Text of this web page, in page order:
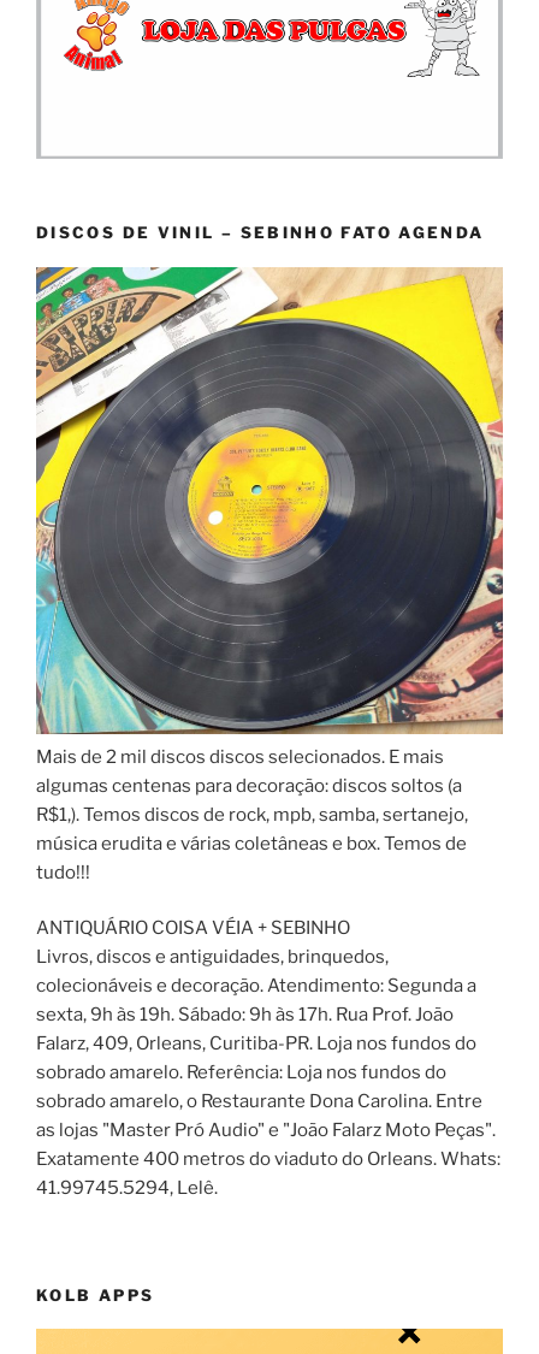
DISCOS DE VINIL – SEBINHO FATO AGENDA
Mais de 2 mil discos discos selecionados. E mais
algumas centenas para decoração: discos soltos (a
R$1,). Temos discos de rock, mpb, samba, sertanejo,
música erudita e várias coletâneas e box. Temos de
tudo!!!
ANTIQUÁRIO COISA VÉIA + SEBINHO
Livros, discos e antiguidades, brinquedos,
colecionáveis e decoração. Atendimento: Segunda a
sexta, 9h às 19h. Sábado: 9h às 17h. Rua Prof. João
Falarz, 409, Orleans, Curitiba-PR. Loja nos fundos do
sobrado amarelo. Referência: Loja nos fundos do
sobrado amarelo, o Restaurante Dona Carolina. Entre
as lojas "Master Pró Audio" e "João Falarz Moto Peças".
Exatamente 400 metros do viaduto do Orleans. Whats:
41.99745.5294, Lelê.
KOLB APPS